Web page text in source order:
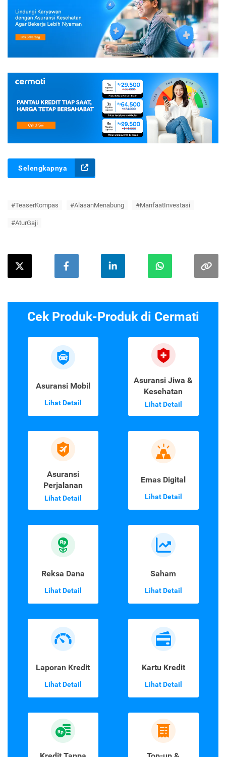
Selengkapnya
#TeaserKompas #AlasanMenabung #ManfaatInvestasi
#AturGaji
Cek Produk-Produk di Cermati
Asuransi Mobil
Lihat Detail
Asuransi Jiwa &
Kesehatan
Lihat Detail
Asuransi
Perjalanan
Lihat Detail
Emas Digital
Lihat Detail
Reksa Dana
Lihat Detail
Saham
Lihat Detail
Laporan Kredit
Lihat Detail
Kartu Kredit
Lihat Detail